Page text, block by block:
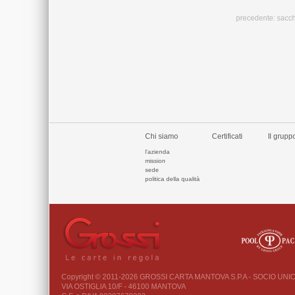
precedente:
Chi siamo
l'azienda
mission
sede
politica della qualità
Certificati Il
Copyright © 2011-2026 GROSSI CARTA MANTOVA S.P.A - SOCIO
VIA OSTIGLIA 10/F - 46100 MANTOVA